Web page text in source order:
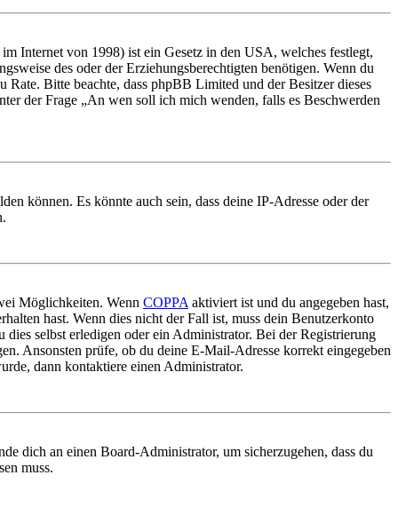
Internet von 1998) ist ein Gesetz in den USA, welches festlegt,
des oder der Erziehungsberechtigten benötigen. Wenn du
Bitte beachte, dass phpBB Limited und der Besitzer dieses
der Frage „An wen soll ich mich wenden, falls es Beschwerden
können. Es könnte auch sein, dass deine IP-Adresse oder der
Möglichkeiten. Wenn COPPA aktiviert ist und du angegeben hast,
hast. Wenn dies nicht der Fall ist, muss dein Benutzerkonto
selbst erledigen oder ein Administrator. Bei der Registrierung
Ansonsten prüfe, ob du deine E-Mail-Adresse korrekt eingegeben
dann kontaktiere einen Administrator.
dich an einen Board-Administrator, um sicherzugehen, dass du
muss.